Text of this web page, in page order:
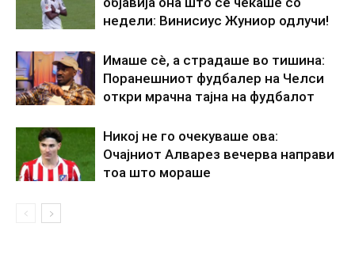
недели: Винисиус Жуниор одлучи!
Имаше сè, а страдаше во тишина:
Поранешниот фудбалер на Челси
откри мрачна тајна на фудбалот
Никој не го очекуваше ова:
Очајниот Алварез вечерва направи
тоа што мораше